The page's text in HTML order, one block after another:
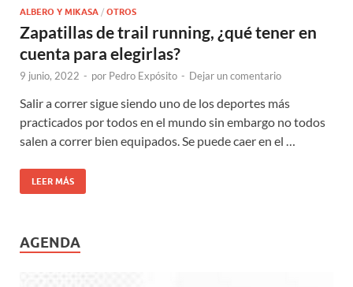
ALBERO Y MIKASA / OTROS
Zapatillas de trail running, ¿qué tener en
cuenta para elegirlas?
9 junio, 2022 - por Pedro Expósito - Dejar un comentario
Salir a correr sigue siendo uno de los deportes más
practicados por todos en el mundo sin embargo no todos
salen a correr bien equipados. Se puede caer en el …
LEER MÁS
AGENDA